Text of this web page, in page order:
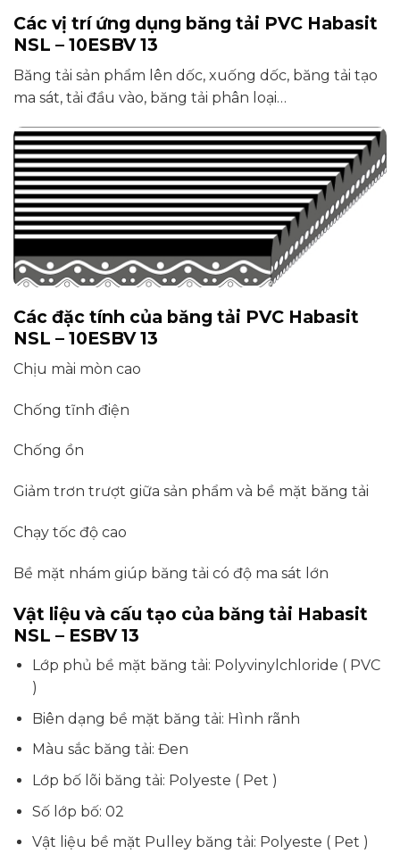
Các vị trí ứng dụng băng tải PVC Habasit
NSL – 10ESBV 13
Băng tải sản phẩm lên dốc, xuống dốc, băng tải tạo
ma sát, tải đầu vào, băng tải phân loại…
Các đặc tính của băng tải PVC Habasit
NSL – 10ESBV 13
Chịu mài mòn cao
Chống tĩnh điện
Chống ồn
Giảm trơn trượt giữa sản phẩm và bề mặt băng tải
Chạy tốc độ cao
Bề mặt nhám giúp băng tải có độ ma sát lớn
Vật liệu và cấu tạo của băng tải Habasit
NSL – ESBV 13
Lớp phủ bề mặt băng tải: Polyvinylchloride ( PVC
)
Biên dạng bề mặt băng tải: Hình rãnh
Màu sắc băng tải: Đen
Lớp bố lõi băng tải: Polyeste ( Pet )
Số lớp bố: 02
Vật liệu bề mặt Pulley băng tải: Polyeste ( Pet )